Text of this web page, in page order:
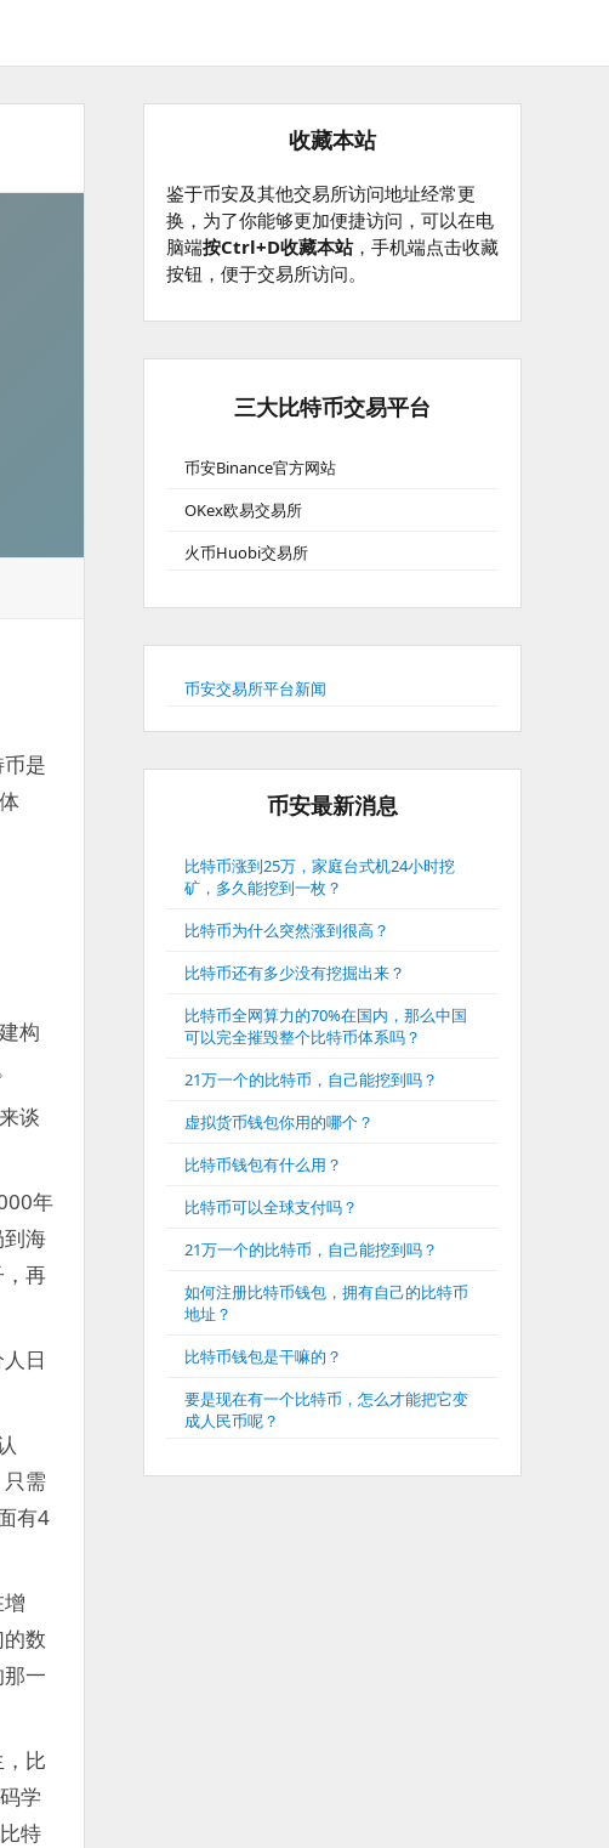
是
构
谈
年
海
再
日
需
有4
数
一
比
学
特
收藏本站
鉴于币安及其他交易所访问地址经常更
换，为了你能够更加便捷访问，可以在电
脑端按Ctrl+D收藏本站，手机端点击收藏
按钮，便于交易所访问。
三大比特币交易平台
币安Binance官方网站
OKex欧易交易所
火币Huobi交易所
币安交易所平台新闻
币安最新消息
比特币涨到25万，家庭台式机24小时挖
矿，多久能挖到一枚？
比特币为什么突然涨到很高？
比特币还有多少没有挖掘出来？
比特币全网算力的70%在国内，那么中国
可以完全摧毁整个比特币体系吗？
21万一个的比特币，自己能挖到吗？
虚拟货币钱包你用的哪个？
比特币钱包有什么用？
比特币可以全球支付吗？
21万一个的比特币，自己能挖到吗？
如何注册比特币钱包，拥有自己的比特币
地址？
比特币钱包是干嘛的？
要是现在有一个比特币，怎么才能把它变
成人民币呢？